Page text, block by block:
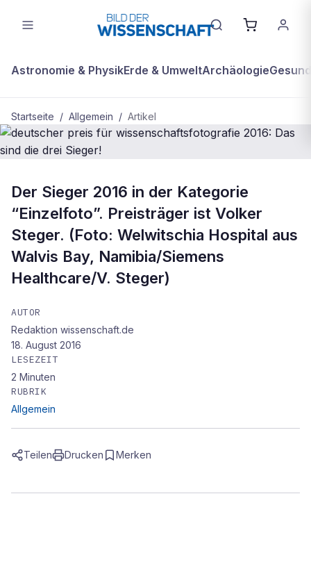
Astronomie & PhysikErde & UmweltArchäologie
Startseite / Allgemein / Artikel
deutscher preis für
wissenschaftsfotografie 2016: Das
sind die drei Sieger!
Der Sieger 2016 in der Kategorie
“Einzelfoto”. Preisträger ist Volker
Steger. (Foto: Welwitschia Hospital aus
Walvis Bay, Namibia/Siemens
Healthcare/V. Steger)
AUTOR
Redaktion wissenschaft.de
18. August 2016
LESEZEIT
2 Minuten
RUBRIK
Allgemein
Teilen Drucken Merken